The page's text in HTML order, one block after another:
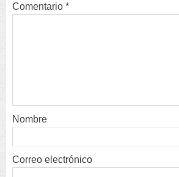
Comentario *
Nombre
Correo electrónico